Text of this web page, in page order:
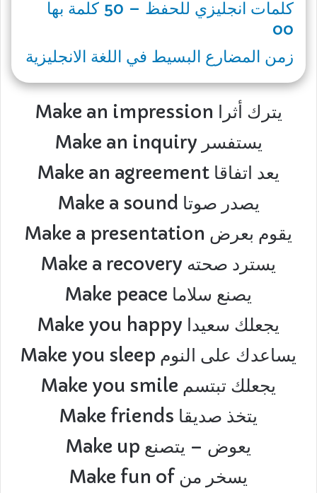
كلمات انجليزي للحفظ – 50 كلمة بها
oo
زمن المضارع البسيط في اللغة الانجليزية
Make an impression يترك أثرا
Make an inquiry يستفسر
Make an agreement يعد اتفاقا
Make a sound يصدر صوتا
Make a presentation يقوم بعرض
Make a recovery يسترد صحته
Make peace يصنع سلاما
Make you happy يجعلك سعيدا
Make you sleep يساعدك على النوم
Make you smile يجعلك تبتسم
Make friends يتخذ صديقا
Make up يعوض – يتصنع
Make fun of يسخر من